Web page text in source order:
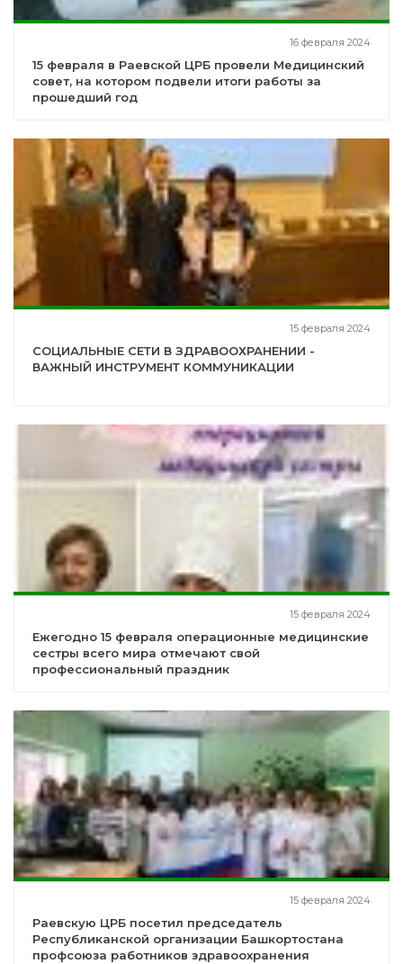
16 февраля 2024
15 февраля в Раевской ЦРБ провели Медицинский
совет, на котором подвели итоги работы за
прошедший год
15 февраля 2024
СОЦИАЛЬНЫЕ СЕТИ В ЗДРАВООХРАНЕНИИ -
ВАЖНЫЙ ИНСТРУМЕНТ КОММУНИКАЦИИ
15 февраля 2024
Ежегодно 15 февраля операционные медицинские
сестры всего мира отмечают свой
профессиональный праздник
15 февраля 2024
Раевскую ЦРБ посетил председатель
Республиканской организации Башкортостана
профсоюза работников здравоохранения